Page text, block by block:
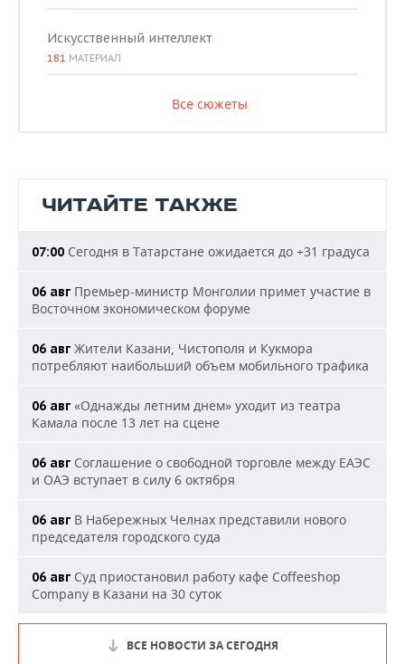
Искусственный интеллект
181 МАТЕРИАЛ
Все сюжеты
ЧИТАЙТЕ ТАКЖЕ
07:00 Сегодня в Татарстане ожидается до +31 градуса
06 авг Премьер-министр Монголии примет участие в
Восточном экономическом форуме
06 авг Жители Казани, Чистополя и Кукмора
потребляют наибольший объем мобильного трафика
06 авг «Однажды летним днем» уходит из театра
Камала после 13 лет на сцене
06 авг Соглашение о свободной торговле между ЕАЭС
и ОАЭ вступает в силу 6 октября
06 авг В Набережных Челнах представили нового
председателя городского суда
06 авг Суд приостановил работу кафе Coffeeshop
Company в Казани на 30 суток
ВСЕ НОВОСТИ ЗА СЕГОДНЯ